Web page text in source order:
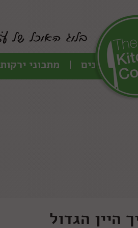
כל המתכונים מתכוני ירקות
היין הגדול